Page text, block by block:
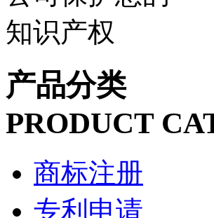
产品分类
PRODUCT
商标注册
专利申请